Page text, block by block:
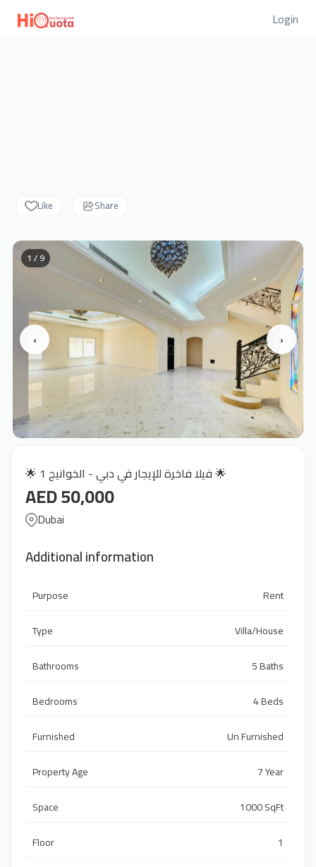
Login
Like Share
‹ ›
1 / 9
🌟 فيلا فاخرة للإيجار في دبي - الخوانيج 1 🌟
AED 50,000
Dubai
Additional information
Purpose
Rent
Type
Villa/House
Bathrooms
5 Baths
Bedrooms
4 Beds
Furnished
Un Furnished
Property Age
7 Year
Space
1000 SqFt
Floor
1